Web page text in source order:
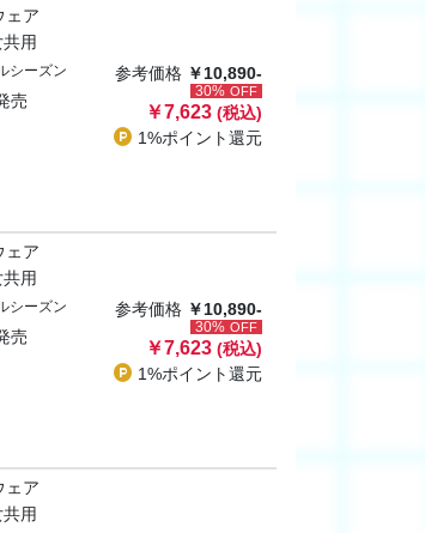
ェア
用
シーズン
売
参考価格 ￥10,890-
30% OFF
￥7,623 (税込)
1%ポイント還元
ェア
用
シーズン
売
参考価格 ￥10,890-
30% OFF
￥7,623 (税込)
1%ポイント還元
ェア
用